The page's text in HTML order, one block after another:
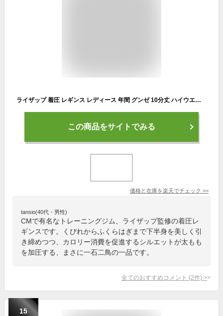
ライザップ 着圧 レギンス レディース 年間 グンゼ 10分丈 ハイウエスト カロリー消費 美脚 加圧 コンプレッション設計 ライトスポーツ ジム ウォーキング ぽっこりお腹 引き締め 足痩せ 脚細 美尻 ヒップアップ 黒 おうち時間 RIZAP GUNZE RZF203 M-LL GUNZE21
この商品をサイトでみる
価格と在庫を楽天でチェック >>
tansio(40代・男性)
CMで有名なトレーニングジム、ライザップ監修の着圧レ
ギンスです。くびれからふくらはぎまで下半身を美しく引
き締めつつ、カロリー消費を促進するシルエットが太もも
を加圧する、まさに一石二鳥の一品です。
全てのおすすめコメント (2件) >
15